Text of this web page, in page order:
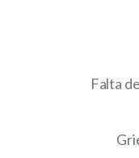
Falta